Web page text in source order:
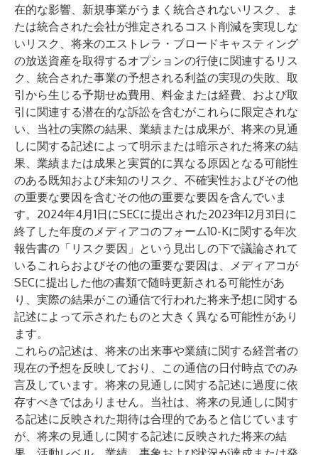
在的な影響、新規事業がうまく統合されないリスク、ま
たは統合された会社が推定されるコスト削減を実現しな
いリスク、将来のエストレラ・ブロードキャスティング
の放送資産を取得するオプションの行使に関連するリス
ク、統合された事業の予想される利益の実現の失敗、取
引から生じる予期せぬ費用、料金または経費、および取
引に関連する潜在的な訴訟を含むがこれらに限定されな
い、当社の実際の結果、業績または成果が、将来の見通
しに関する記述によって明示または暗示された将来の結
果、業績または成果と実質的に異なる原因となる可能性
のある既知および未知のリスク、不確実性およびその他
の重要な要因を含むその他の重要な要因を含んでいま
す。2024年4月1日にSECに提出された2023年12月31日に
終了した年度のメディアコのフォーム10-Kに関する年次
報告書の「リスク要因」という見出しの下で議論されて
いるこれらおよびその他の重要な要因は、メディアコが
SECに提出した他の書類で随時更新される可能性があ
り、実際の結果がこの通信で行われた将来予想に関する
記述によって示されたものと大きく異なる可能性があり
ます。
これらの記述は、将来の出来事や業績に関する経営者の
現在の予想を反映しており、この通信の日付時点でのみ
言及しています。将来の見通しに関する記述に過度に依
存すべきではありません。当社は、将来の見通しに関す
る記述に反映された期待は合理的であると信じています
が、将来の見通しに関する記述に反映された将来の結